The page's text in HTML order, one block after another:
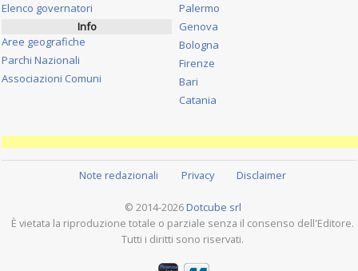
Elenco governatori
Info
Aree geografiche
Parchi Nazionali
Associazioni Comuni
Palermo
Genova
Bologna
Firenze
Bari
Catania
Note redazionali Privacy Disclaimer
© 2014-2026 Dotcube srl
È vietata la riproduzione totale o parziale senza il consenso dell'Editore.
Tutti i diritti sono riservati.